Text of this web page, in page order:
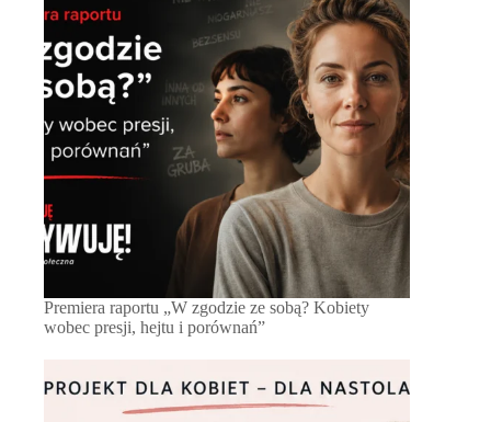
Premiera raportu „W zgodzie ze sobą? Kobiety
wobec presji, hejtu i porównań”